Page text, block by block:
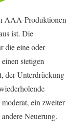
AAA-Produktionen
ist. Die
die eine oder
stetigen
der Unterdrückung
ein zweiter
Neuerung.